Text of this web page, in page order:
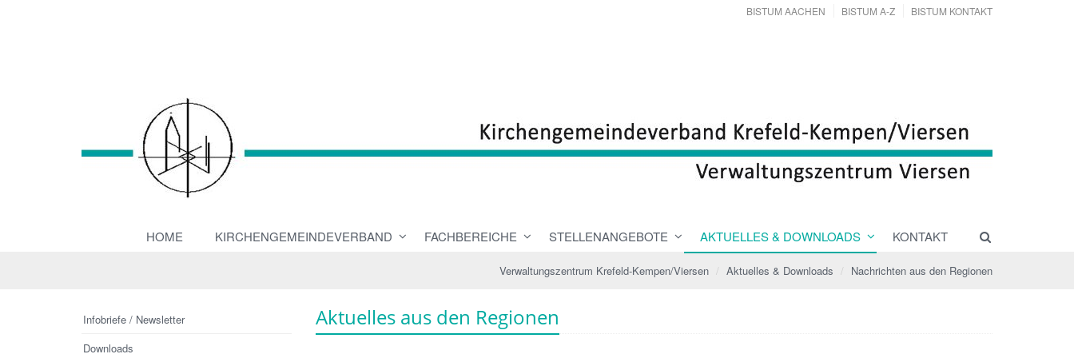
BISTUM AACHEN BISTUM A-Z BISTUM KONTAKT
HOME KIRCHENGEMEINDEVERBAND FACHBEREICHE STELLENANGEBOTE AKTUELLES & DOWNLOADS KONTAKT
Verwaltungszentrum Krefeld-Kempen/Viersen Aktuelles & Downloads Nachrichten aus den Regionen
Aktuelles aus den Regionen
Infobriefe / Newsletter
Downloads